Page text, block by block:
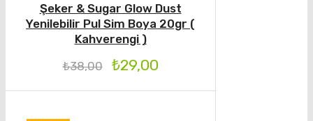
Şeker & Sugar Glow Dust
Yenilebilir Pul Sim Boya 20gr (
Kahverengi )
₺38,00 ₺29,00